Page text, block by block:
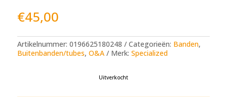
€45,00
Artikelnummer: 0196625180248 Categorieën: Banden,
Buitenbanden/tubes, O&A Merk: Specialized
Uitverkocht